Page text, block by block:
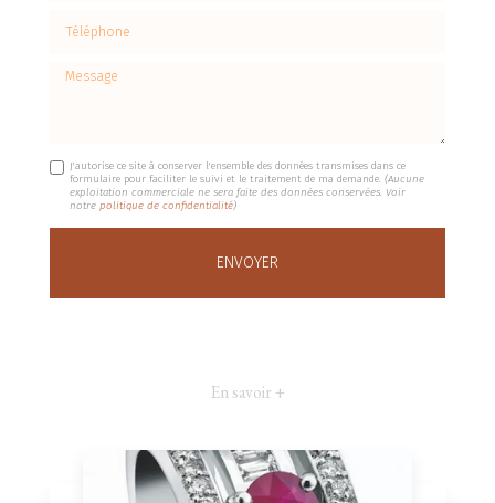
Message
J'autorise ce site à conserver l'ensemble des données transmises dans ce
formulaire pour faciliter le suivi et le traitement de ma demande.(Aucune
exploitation commerciale ne sera faite des données conservées. Voir
notrepolitique de confidentialité)
En savoir +